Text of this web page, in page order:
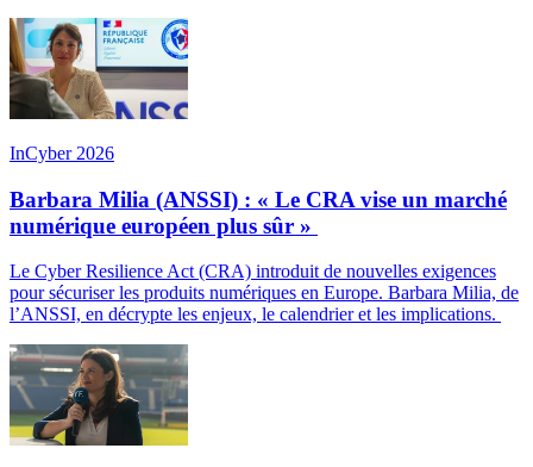
InCyber 2026
Barbara Milia (ANSSI) : « Le CRA vise un marché
numérique européen plus sûr »
Le Cyber Resilience Act (CRA) introduit de nouvelles exigences
pour sécuriser les produits numériques en Europe. Barbara Milia, de
l’ANSSI, en décrypte les enjeux, le calendrier et les implications.